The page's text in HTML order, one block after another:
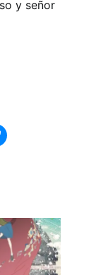
y señor